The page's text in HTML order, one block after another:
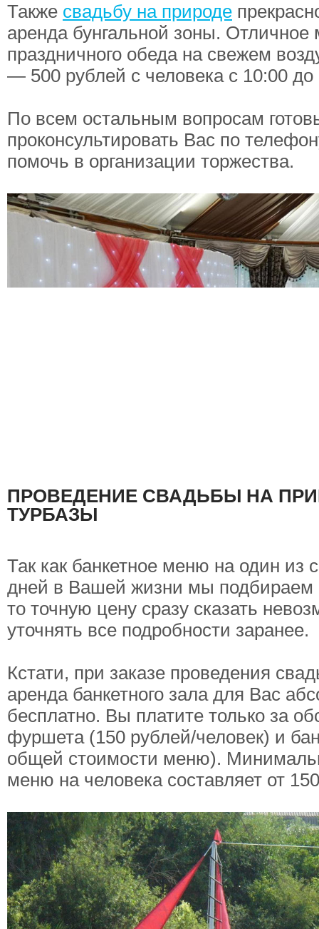
Также свадьбу на природе
аренда бунгальной зоны. Отличное
праздничного обеда на свежем
— 500 рублей с человека с 10:00 до
По всем остальным вопросам
проконсультировать Вас по
помочь в организации торжества.
ПРОВЕДЕНИЕ СВАДЬБЫ НА
ТУРБАЗЫ
Так как банкетное меню на один из
дней в Вашей жизни мы подбираем
то точную цену сразу сказать
уточнять все подробности заранее.
Кстати, при заказе проведения
аренда банкетного зала для Вас
бесплатно. Вы платите только за
фуршета (150 рублей/человек) и
общей стоимости меню).
меню на человека составляет от